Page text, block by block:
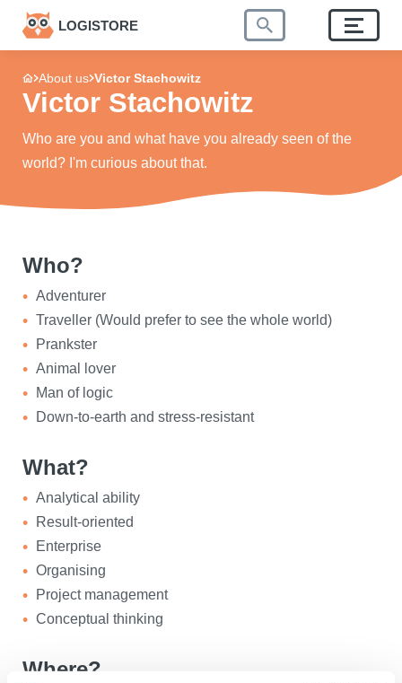
LOGISTORE
About us Victor Stachowitz
Victor Stachowitz
Who are you and what have you already seen of the
world? I'm curious about that.
Who?
Adventurer
Traveller (Would prefer to see the whole world)
Prankster
Animal lover
Man of logic
Down-to-earth and stress-resistant
What?
Analytical ability
Result-oriented
Enterprise
Organising
Project management
Conceptual thinking
Where?